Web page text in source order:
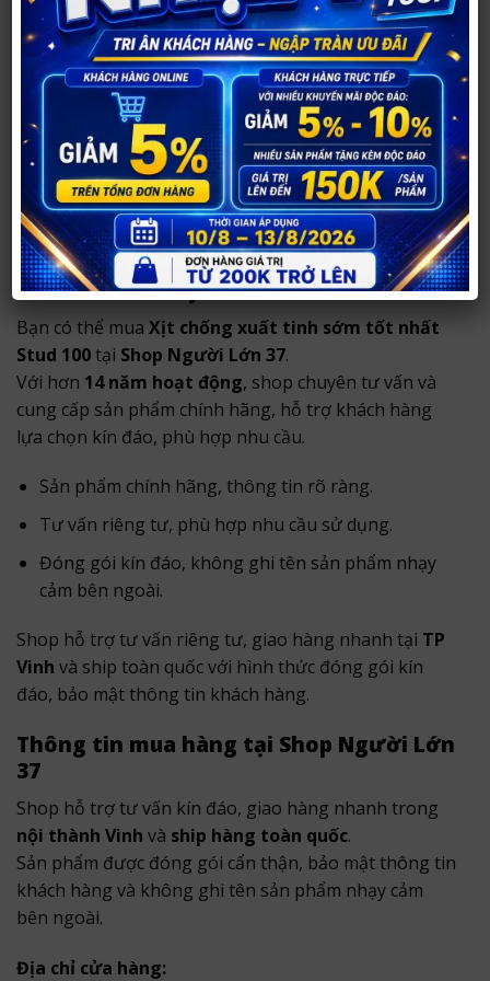
mà không bị mất tác dụng (chỉ rửa nước khi đã xịt
được khoảng 10-15 phút để tránh thuốc bị rửa trôi)!
– Không sử dụng trên các vùng da bị tổn thương, bị
bỏng
– Không được dùng khi bạn tình đang mang thai.
– Tránh tiếp xúc với mắt
Mua Xịt chống xuất tinh sớm tốt nhất
Stud 100 ở đâu uy tín?
Bạn có thể mua Xịt chống xuất tinh sớm tốt nhất
Stud 100tại Shop Người Lớn 37.
Với hơn 14 năm hoạt động, shop chuyên tư vấn và
cung cấp sản phẩm chính hãng, hỗ trợ khách hàng
lựa chọn kín đáo, phù hợp nhu cầu.
Sản phẩm chính hãng, thông tin rõ ràng.
Tư vấn riêng tư, phù hợp nhu cầu sử dụng.
Đóng gói kín đáo, không ghi tên sản phẩm nhạy
cảm bên ngoài.
Shop hỗ trợ tư vấn riêng tư, giao hàng nhanh tại TP
Vinh và ship toàn quốc với hình thức đóng gói kín
đáo, bảo mật thông tin khách hàng.
Thông tin mua hàng tại Shop Người Lớn
37
Shop hỗ trợ tư vấn kín đáo, giao hàng nhanh trong
nội thành Vinh và ship hàng toàn quốc.
Sản phẩm được đóng gói cẩn thận, bảo mật thông tin
khách hàng và không ghi tên sản phẩm nhạy cảm
bên ngoài.
Địa chỉ cửa hàng: